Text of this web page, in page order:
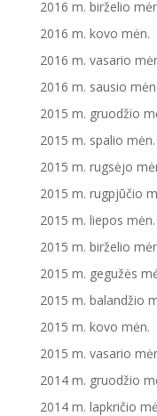
2016 m. birželio
2016 m. kovo mėn.
2016 m. vasario
2016 m. sausio mėn.
2015 m. gruodžio
2015 m. spalio mėn.
2015 m. rugsėjo
2015 m. rugpjūčio
2015 m. liepos mėn.
2015 m. birželio
2015 m. gegužės
2015 m. balandžio
2015 m. kovo mėn.
2015 m. vasario
2014 m. gruodžio
2014 m. lapkričio